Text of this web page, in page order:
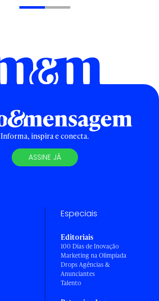
Informa, inspira e conecta.
ASSINE JÁ
Especiais
Editoriais
100 Dias de Inovação
Marketing na Olimpíada
Drops Agências &
Anunciantes
Talento